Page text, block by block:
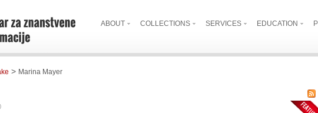
ABOUT COLLECTIONS SERVICES EDUCATION
> Marina Mayer